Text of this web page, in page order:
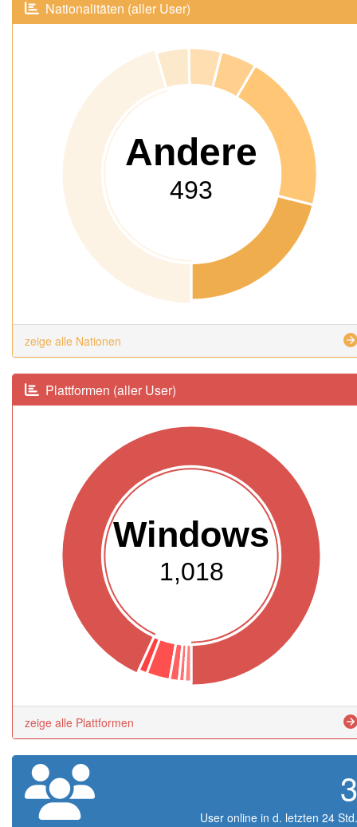
Nationalitäten (aller User)
Andere
493
zeige alle Nationen
Plattformen (aller User)
Windows
1,018
zeige alle Plattformen
3
User online in d. letzten 24 Std.